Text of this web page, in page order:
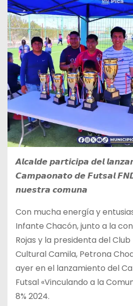
𝘼𝙡𝙘𝙖𝙡𝙙𝙚 𝙥𝙖𝙧𝙩𝙞𝙘𝙞𝙥𝙖 𝙙𝙚𝙡
𝘾𝙖𝙢𝙥𝙖𝙤𝙣𝙖𝙩𝙤 𝙙𝙚 𝙁𝙪𝙩𝙨𝙖𝙡
𝙣𝙪𝙚𝙨𝙩𝙧𝙖 𝙘𝙤𝙢𝙪𝙣𝙖
Con mucha energía y
Infante Chacón,junto a la
Rojas y la presidenta del
Cultural Camila, Petrona
ayer en el lanzamiento del
Futsal «Vinculando a la
8% 2024.